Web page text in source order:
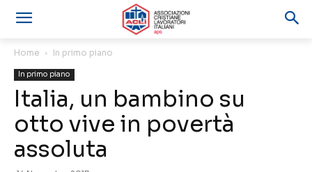
Home In primo piano
In primo piano
Italia, un bambino su
otto vive in povertà
assoluta